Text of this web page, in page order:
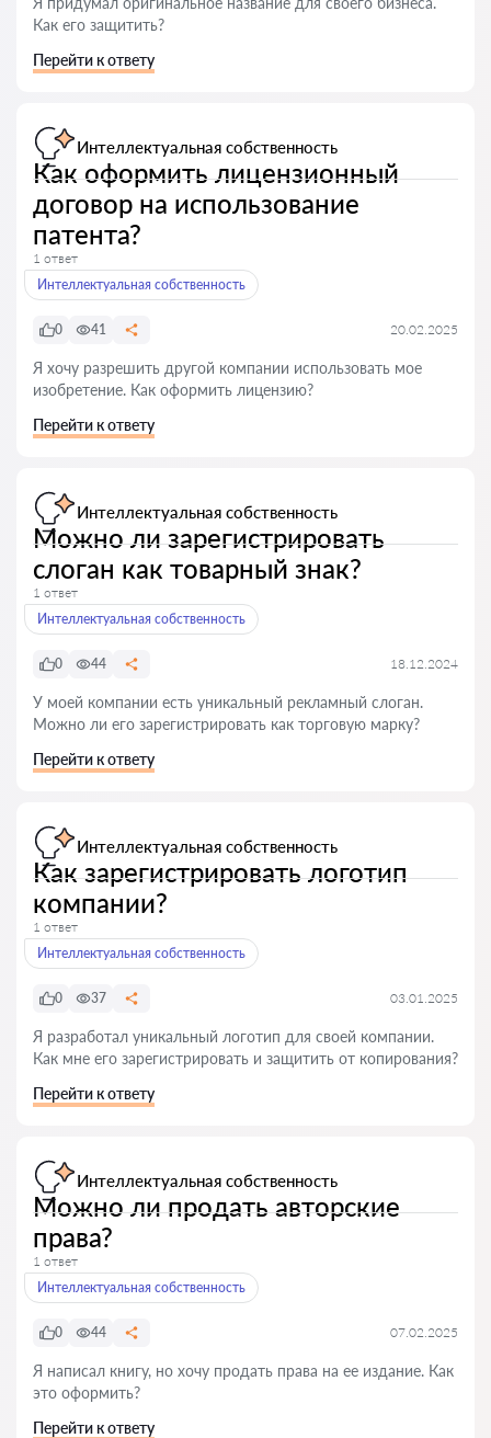
Как его защитить?
Перейти к ответу
Интеллектуальная собственность
Как оформить лицензионный
договор на использование
патента?
1 ответ
Интеллектуальная собственность
0 41 20.02.2025
Я хочу разрешить другой компании использовать мое
изобретение. Как оформить лицензию?
Перейти к ответу
Интеллектуальная собственность
Можно ли зарегистрировать
слоган как товарный знак?
1 ответ
Интеллектуальная собственность
0 44 18.12.2024
У моей компании есть уникальный рекламный слоган.
Можно ли его зарегистрировать как торговую марку?
Перейти к ответу
Интеллектуальная собственность
Как зарегистрировать логотип
компании?
1 ответ
Интеллектуальная собственность
0 37 03.01.2025
Я разработал уникальный логотип для своей компании.
Как мне его зарегистрировать и защитить от копирования?
Перейти к ответу
Интеллектуальная собственность
Можно ли продать авторские
права?
1 ответ
Интеллектуальная собственность
0 44 07.02.2025
Я написал книгу, но хочу продать права на ее издание. Как
это оформить?
Перейти к ответу